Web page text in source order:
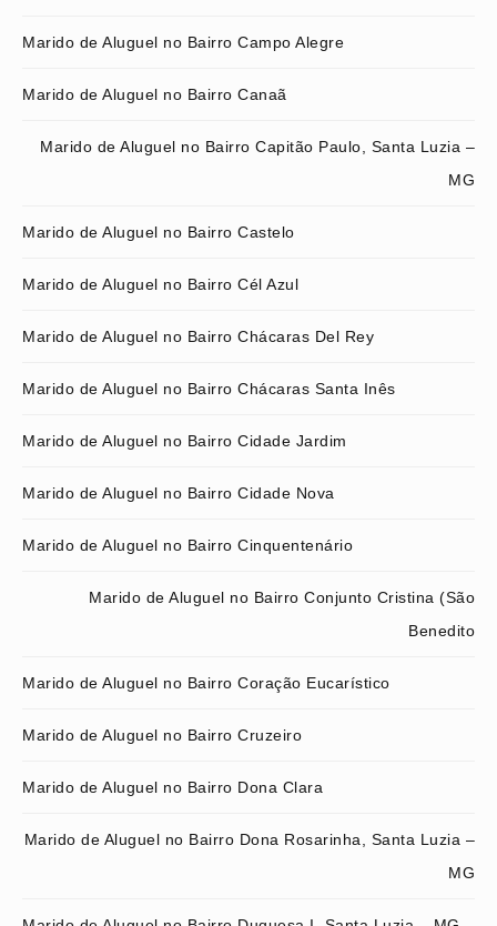
Marido de Aluguel no Bairro Campo Alegre
Marido de Aluguel no Bairro Canaã
Marido de Aluguel no Bairro Capitão Paulo, Santa Luzia –
MG
Marido de Aluguel no Bairro Castelo
Marido de Aluguel no Bairro Cél Azul
Marido de Aluguel no Bairro Chácaras Del Rey
Marido de Aluguel no Bairro Chácaras Santa Inês
Marido de Aluguel no Bairro Cidade Jardim
Marido de Aluguel no Bairro Cidade Nova
Marido de Aluguel no Bairro Cinquentenário
Marido de Aluguel no Bairro Conjunto Cristina (São
Benedito
Marido de Aluguel no Bairro Coração Eucarístico
Marido de Aluguel no Bairro Cruzeiro
Marido de Aluguel no Bairro Dona Clara
Marido de Aluguel no Bairro Dona Rosarinha, Santa Luzia –
MG